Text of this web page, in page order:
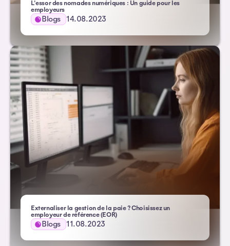
L'essor des nomades numériques : Un guide pour les
employeurs– Atlas HXM
Blogs 14.08.2023
Externaliser la gestion de la paie ? Choisissez un
employeur de référence (EOR)- Atlas HXM
Blogs 11.08.2023